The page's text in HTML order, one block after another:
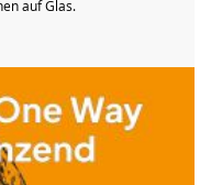
auf Glas.